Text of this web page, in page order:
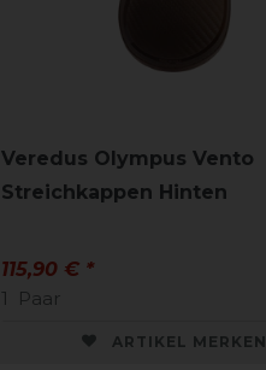
Veredus Olympus Vento
Streichkappen Hinten
115,90 € *
1
Paar
ARTIKEL MERKEN